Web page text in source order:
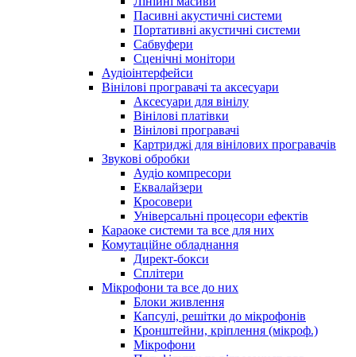
Пасивні акустичні системи
Портативні акустичні системи
Сабвуфери
Сценічні монітори
Аудіоінтерфейси
Вінілові програвачі та аксесуари
Аксесуари для вінілу
Вінілові платівки
Вінілові програвачі
Картриджі для вінілових програвачів
Звукові обробки
Аудіо компресори
Еквалайзери
Кросовери
Універсальні процесори ефектів
Караоке системи та все для них
Комутаційне обладнання
Директ-бокси
Сплітери
Мікрофони та все до них
Блоки живлення
Капсулі, решітки до мікрофонів
Кронштейни, кріплення (мікроф.)
Мікрофони